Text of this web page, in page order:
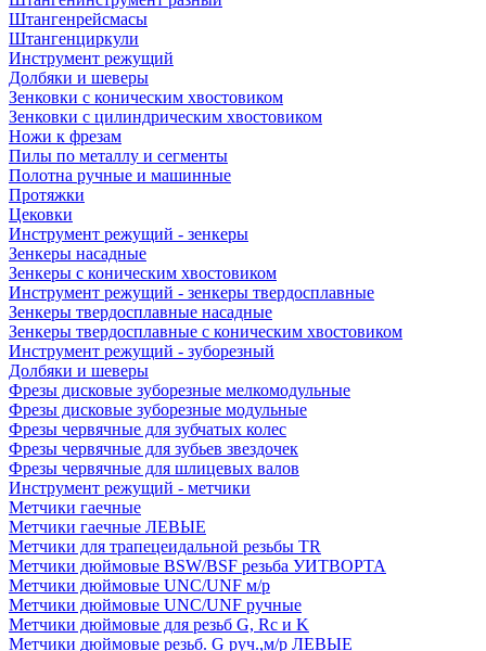
Штангенрейсмасы
Штангенциркули
Инструмент режущий
Долбяки и шеверы
Зенковки с коническим хвостовиком
Зенковки с цилиндрическим хвостовиком
Ножи к фрезам
Пилы по металлу и сегменты
Полотна ручные и машинные
Протяжки
Цековки
Инструмент режущий - зенкеры
Зенкеры насадные
Зенкеры с коническим хвостовиком
Инструмент режущий - зенкеры твердосплавные
Зенкеры твердосплавные насадные
Зенкеры твердосплавные с коническим хвостовиком
Инструмент режущий - зуборезный
Долбяки и шеверы
Фрезы дисковые зуборезные мелкомодульные
Фрезы дисковые зуборезные модульные
Фрезы червячные для зубчатых колес
Фрезы червячные для зубьев звездочек
Фрезы червячные для шлицевых валов
Инструмент режущий - метчики
Метчики гаечные
Метчики гаечные ЛЕВЫЕ
Метчики для трапецеидальной резьбы TR
Метчики дюймовые BSW/BSF резьба УИТВОРТА
Метчики дюймовые UNC/UNF м/р
Метчики дюймовые UNC/UNF ручные
Метчики дюймовые для резьб G, Rc и K
Метчики дюймовые резьб. G руч.,м/р ЛЕВЫЕ